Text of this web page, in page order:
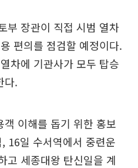
부 장관이 직접 시범 열차
편의를 점검할 예정이다.
차에 기관사가 모두 탑승
다.
이해를 돕기 위한 홍보
16일 수서역에서 중련운
고 세종대왕 탄신일을 계